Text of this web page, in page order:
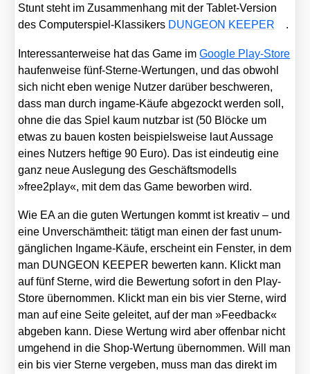
Stunt steht im Zusam­men­hang mit der Tablet-Ver­si­on
des Com­pu­ter­spiel-Klas­si­kers DUNGEON KEEPER .
Inter­es­san­ter­wei­se hat das Game imGoog­le Play-Store
hau­fen­wei­se fünf-Ster­ne-Wer­tun­gen, und das obwohl
sich nicht eben weni­ge Nut­zer dar­über beschwe­ren,
dass man durch ingame-Käu­fe abge­zockt wer­den soll,
ohne die das Spiel kaum nutz­bar ist (50 Blö­cke um
etwas zu bau­en kos­ten bei­spiels­wei­se laut Aus­sa­ge
eines Nut­zers hef­ti­ge 90 Euro). Das ist ein­deu­tig eine
ganz neue Aus­le­gung des Geschäfts­mo­dells
»free2play«, mit dem das Game bewor­ben wird.
Wie EA an die guten Wer­tun­gen kommt ist krea­tiv – und
eine Unver­schämt­heit: tätigt man einen der fast unum­
gäng­li­chen Ingame-Käu­fe, erscheint ein Fens­ter, in dem
man DUNGEON KEEPER bewer­ten kann. Klickt man
auf fünf Ster­ne, wird die Bewer­tung sofort in den Play-
Store über­nom­men. Klickt man ein bis vier Ster­ne, wird
man auf eine Sei­te gelei­tet, auf der man »Feed­back«
abge­ben kann. Die­se Wer­tung wird aber offen­bar nicht
umge­hend in die Shop-Wer­tung über­nom­men. Will man
ein bis vier Ster­ne ver­ge­ben, muss man das direkt im